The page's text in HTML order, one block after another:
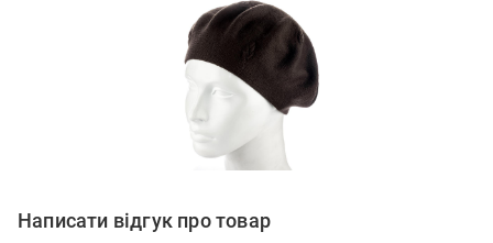
Написати відгук про товар